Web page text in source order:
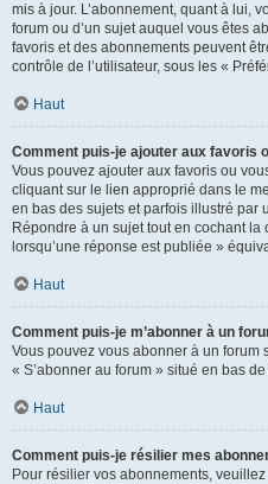
mis à jour. L’abonnement, quant à lui,
forum ou d’un sujet auquel vous êtes
favoris et des abonnements peuvent
contrôle de l’utilisateur, sous les «
Haut
Comment puis-je ajouter aux favoris
Vous pouvez ajouter aux favoris ou
cliquant sur le lien approprié dans le
en bas des sujets et parfois illustré par
Répondre à un sujet tout en cochant
lorsqu’une réponse est publiée »
Haut
Comment puis-je m’abonner à un
Vous pouvez vous abonner à un forum
« S’abonner au forum » situé en bas
Haut
Comment puis-je résilier mes
Pour résilier vos abonnements,